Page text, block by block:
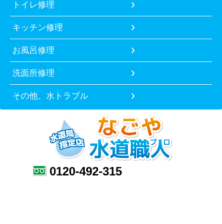
トイレ修理
キッチン修理
お風呂修理
洗面所修理
その他、水トラブル
0120-492-315